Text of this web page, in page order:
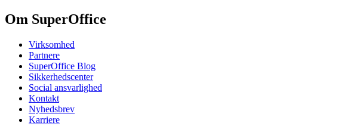
Om SuperOffice
Virksomhed
Partnere
SuperOffice Blog
Sikkerhedscenter
Social ansvarlighed
Kontakt
Nyhedsbrev
Karriere